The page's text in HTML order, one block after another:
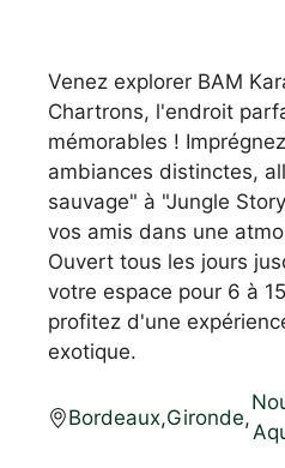
Venez explorer BAM
Chartrons, l'endroit
mémorables !
ambiances distinctes,
sauvage" à "Jungle
vos amis dans une
Ouvert tous les jours
votre espace pour 6 à
profitez d'une
exotique.
Bordeaux,Gironde,